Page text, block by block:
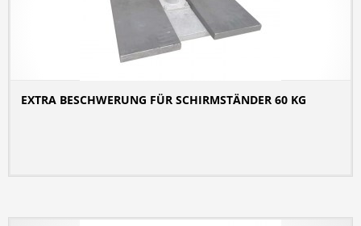
EXTRA BESCHWERUNG FÜR SCHIRMSTÄNDER 60 KG